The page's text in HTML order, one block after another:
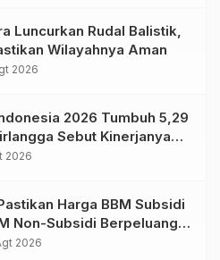
Luncurkan Rudal Balistik,
Wilayahnya Aman
2026
2026 Tumbuh 5,29
Sebut Kinerjanya
Rata Global
2026
Harga BBM Subsidi
Non-Subsidi Berpeluang
2026